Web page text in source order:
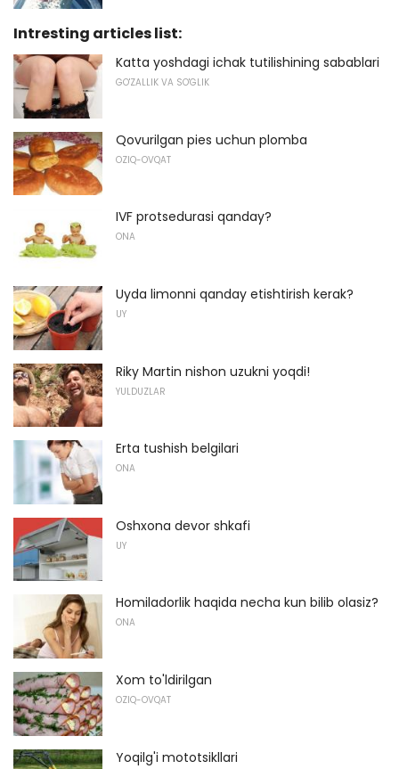
Intresting articles list:
Katta yoshdagi ichak tutilishining sabablari
GO'ZALLIK VA SO'GLIK
Qovurilgan pies uchun plomba
OZIQ-OVQAT
IVF protsedurasi qanday?
ONA
Uyda limonni qanday etishtirish kerak?
UY
Riky Martin nishon uzukni yoqdi!
YULDUZLAR
Erta tushish belgilari
ONA
Oshxona devor shkafi
UY
Homiladorlik haqida necha kun bilib olasiz?
ONA
Xom to'ldirilgan
OZIQ-OVQAT
Yoqilg'i mototsikllari